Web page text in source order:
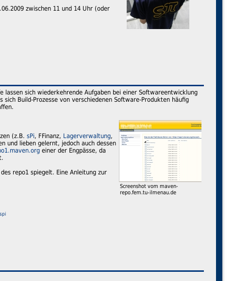
zwischen 11 und 14 Uhr (oder
lassen sich wiederkehrende Aufgaben bei einer Softwareentwicklung
Build-Prozesse von verschiedenen Software-Produkten häufig
Screenshot vom maven-
repo.fem.tu-ilmenau.de
(z.B. sPi, FFinanz, Lagerverwaltung,
und lieben gelernt, jedoch auch dessen
einer der Engpässe, da
repo1 spiegelt. Eine Anleitung zur
spi